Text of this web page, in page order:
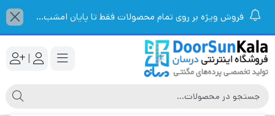
فروش ویژه بر روی تمام محصولات فقط تا پایان امشب...
|